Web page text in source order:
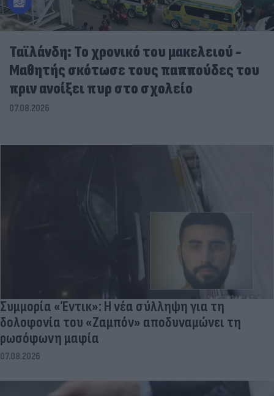
Ταϊλάνδη: Το χρονικό του μακελειού -
Μαθητής σκότωσε τους παππούδες του
πριν ανοίξει πυρ στο σχολείο
07.08.2026
Συμμορία «Έντικ»: Η νέα σύλληψη για τη
δολοφονία του «Ζαμπόν» αποδυναμώνει τη
ρωσόφωνη μαφία
07.08.2026